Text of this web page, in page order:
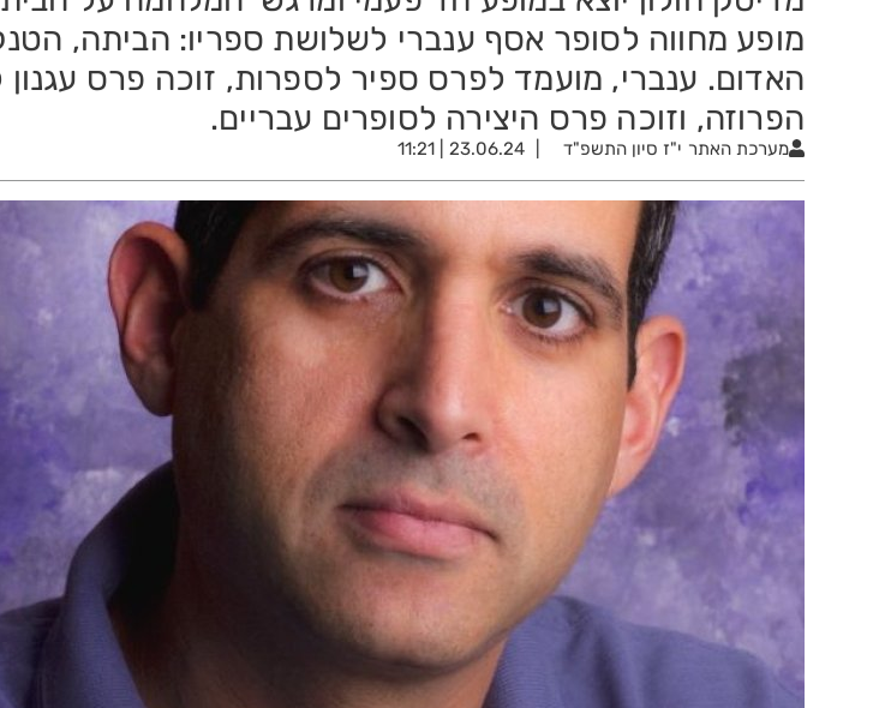
מופע מחווה לסופר אסף ענברי לשלושת ספריו: הביתה,
האדום. ענברי, מועמד לפרס ספיר לספרות, זוכה פרס עגנון
הפרוזה, וזוכה פרס היצירה לסופרים עבריים.
מערכת האתר י"ז סיון התשפ"ד 23.06.24 | 11:21